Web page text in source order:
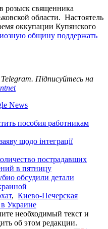
розыск священника
области. Настоятель
оккупации Купянского
общину поддержать
Telegram. Підписуйтесь на
News
пособия работникам
щодо інтеграції
пострадавших
в пятницу
обсудили детали
, Киево-Печерская
Украине
необходимый текст и
об этом редакции.